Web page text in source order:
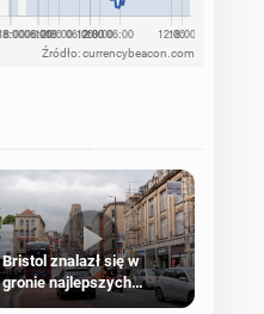
Źródło: currencybeacon.com
Bristol znalazł się w
gronie najlepszych
kierunków podróży na